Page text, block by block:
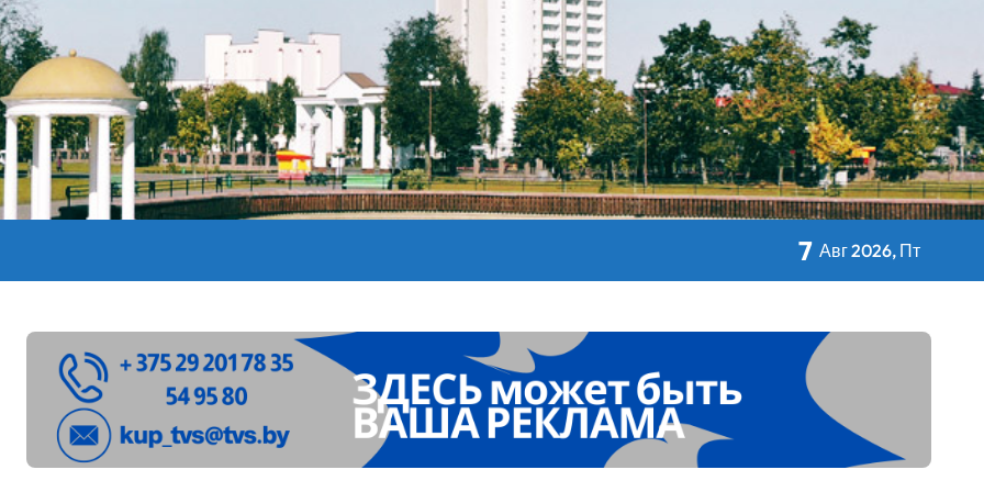
в Беларуси из-за жары
аппараты. Минобразования об изменениях в школьном питании
из Молодечно о 50-килограммовом каравае для Дворца Независимости
детей с 1 сентября, рассказали в правительстве
рассказали о погоде на сегодня
7 Авг 2026, Пт